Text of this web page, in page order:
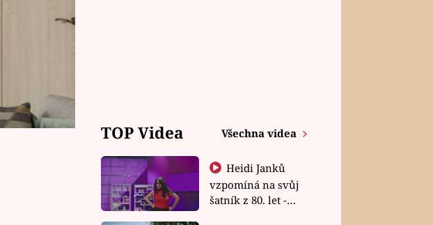
TOP Videa Všechna videa
Heidi Janků
vzpomíná na svůj
šatník z 80. let -